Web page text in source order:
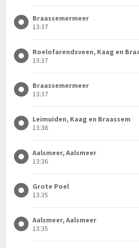
Braassemermeer
13:37
Roelofarendsveen, Kaag en
13:37
Braassemermeer
13:37
Leimuiden, Kaag en Braassem
13:36
Aalsmeer, Aalsmeer
13:36
Grote Poel
13:35
Aalsmeer, Aalsmeer
13:35